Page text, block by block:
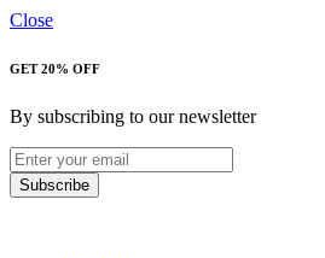
Close
GET 20% OFF
By subscribing to our newsletter
Subscribe